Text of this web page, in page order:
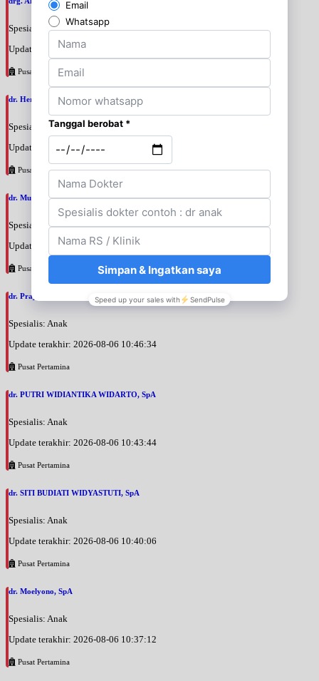
Spesialis: Gigi
Update terakhir: 2026-08-06 12:42:05
Pusat Pertamina
dr. Hery Mardani, SpAn
Spesialis: Anestesi
Update terakhir: 2026-08-06 11:17:24
Pusat Pertamina
dr. Muslim Tadjuddin Chalid, SpAn
Spesialis: Anestesi
Update terakhir: 2026-08-06 11:14:34
Pusat Pertamina
dr. Prajnia Paramitha Narendraswari, SpA
Spesialis: Anak
Update terakhir: 2026-08-06 10:46:34
Pusat Pertamina
dr. PUTRI WIDIANTIKA WIDARTO, SpA
Spesialis: Anak
Update terakhir: 2026-08-06 10:43:44
Pusat Pertamina
dr. SITI BUDIATI WIDYASTUTI, SpA
Spesialis: Anak
Update terakhir: 2026-08-06 10:40:06
Pusat Pertamina
dr. Moelyono, SpA
Spesialis: Anak
Update terakhir: 2026-08-06 10:37:12
Pusat Pertamina